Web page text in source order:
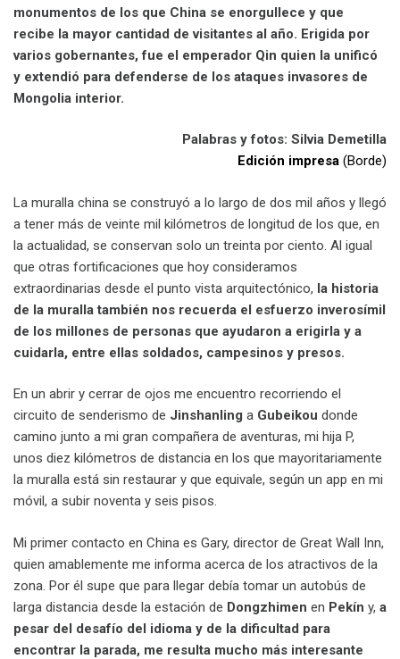
monumentos de los que China se enorgullece y que
recibe la mayor cantidad de visitantes al año. Erigida por
varios gobernantes, fue el emperador Qin quien la unificó
y extendió para defenderse de los ataques invasores de
Mongolia interior.
Palabras y fotos: Silvia Demetilla
Edición impresa (Borde)
La muralla china se construyó a lo largo de dos mil años y llegó
a tener más de veinte mil kilómetros de longitud de los que, en
la actualidad, se conservan solo un treinta por ciento. Al igual
que otras fortificaciones que hoy consideramos
extraordinarias desde el punto vista arquitectónico, la historia
de la muralla también nos recuerda el esfuerzo inverosímil
de los millones de personas que ayudaron a erigirla y a
cuidarla, entre ellas soldados, campesinos y presos.
En un abrir y cerrar de ojos me encuentro recorriendo el
circuito de senderismo de Jinshanling a Gubeikou donde
camino junto a mi gran compañera de aventuras, mi hija P,
unos diez kilómetros de distancia en los que mayoritariamente
la muralla está sin restaurar y que equivale, según un app en mi
móvil, a subir noventa y seis pisos.
Mi primer contacto en China es Gary, director de Great Wall Inn,
quien amablemente me informa acerca de los atractivos de la
zona. Por él supe que para llegar debía tomar un autobús de
larga distancia desde la estación de Dongzhimen en Pekín y, a
pesar del desafío del idioma y de la dificultad para
encontrar la parada, me resulta mucho más interesante